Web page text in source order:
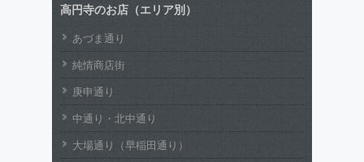
高円寺のお店（エリア別）
あづま通り
純情商店街
庚申通り
中通り・北中通り
大場通り（早稲田通り）